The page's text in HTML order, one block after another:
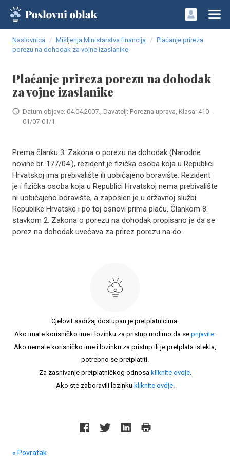
Naslovnica Mišljenja Ministarstva financija
Plaćanje prireza
porezu na dohodak za vojne izaslanike
Plaćanje prireza porezu na dohodak
za vojne izaslanike
Datum objave: 04.04.2007., Davatelj: Porezna uprava, Klasa: 410-
01/07-01/1
Prema članku 3. Zakona o porezu na dohodak (Narodne
novine br. 177/04.), rezident je fizička osoba koja u Republici
Hrvatskoj ima prebivalište ili uobičajeno boravište. Rezident
je i fizička osoba koja u Republici Hrvatskoj nema prebivalište
ni uobičajeno boravište, a zaposlen je u državnoj službi
Republike Hrvatske i po toj osnovi prima plaću. Člankom 8.
stavkom 2. Zakona o porezu na dohodak propisano je da se
porez na dohodak uvećava za prirez porezu na do..
Cjelovit sadržaj dostupan je pretplatnicima.
Ako imate korisničko ime i lozinku za pristup molimo da se prijavite.
Ako nemate korisničko ime i lozinku za pristup ili je pretplata istekla,
potrebno se pretplatiti.
Za zasnivanje pretplatničkog odnosa kliknite ovdje.
Ako ste zaboravili lozinku kliknite ovdje.
« Povratak